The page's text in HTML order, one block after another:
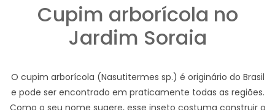
Cupim arborícola no
Jardim Soraia
O cupim arborícola (Nasutitermes sp.) é originário do Brasil
e pode ser encontrado em praticamente todas as regiões.
Como o seu nome sugere, esse inseto costuma construir o